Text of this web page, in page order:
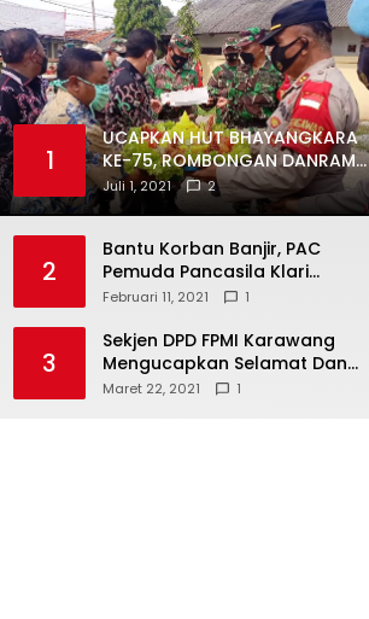
1
UCAPKAN HUT BHAYANGKARA
KE-75, ROMBONGAN DANRAMIL
DAN CAMAT DATANGI
MAPOLSEK MUARAGEMBONG
Juli 1, 2021 2
2
Bantu Korban Banjir, PAC
Pemuda Pancasila Klari
Galang Donasi
Februari 11, 2021 1
3
Sekjen DPD FPMI Karawang
Mengucapkan Selamat Dan
Sukses Atas Kemenangan
Maret 22, 2021 1